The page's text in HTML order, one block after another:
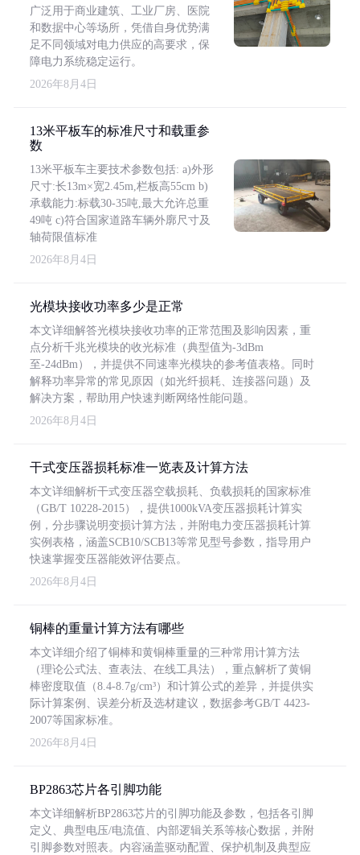
广泛用于商业建筑、工业厂房、医院
和数据中心等场所，凭借自身优势满
足不同领域对电力供应的高要求，保
障电力系统稳定运行。
2026年8月4日
13米平板车的标准尺寸和载重参
数
13米平板车主要技术参数包括: a)外形
尺寸:长13m×宽2.45m,栏板高55cm b)
承载能力:标载30-35吨,最大允许总重
49吨 c)符合国家道路车辆外廓尺寸及
轴荷限值标准
2026年8月4日
光模块接收功率多少是正常
本文详细解答光模块接收功率的正常范围及影响因素，重
点分析千兆光模块的收光标准（典型值为-3dBm
至-24dBm），并提供不同速率光模块的参考值表格。同时
解释功率异常的常见原因（如光纤损耗、连接器问题）及
解决方案，帮助用户快速判断网络性能问题。
2026年8月4日
干式变压器损耗标准一览表及计算方法
本文详细解析干式变压器空载损耗、负载损耗的国家标准
（GB/T 10228-2015），提供1000kVA变压器损耗计算实
例，分步骤说明变损计算方法，并附电力变压器损耗计算
实例表格，涵盖SCB10/SCB13等常见型号参数，指导用户
快速掌握变压器能效评估要点。
2026年8月4日
铜棒的重量计算方法有哪些
本文详细介绍了铜棒和黄铜棒重量的三种常用计算方法
（理论公式法、查表法、在线工具法），重点解析了黄铜
棒密度取值（8.4-8.7g/cm³）和计算公式的差异，并提供实
际计算案例、误差分析及选材建议，数据参考GB/T 4423-
2007等国家标准。
2026年8月4日
BP2863芯片各引脚功能
本文详细解析BP2863芯片的引脚功能及参数，包括各引脚
定义、典型电压/电流值、内部逻辑关系等核心数据，并附
引脚参数对照表。内容涵盖驱动配置、保护机制及典型应